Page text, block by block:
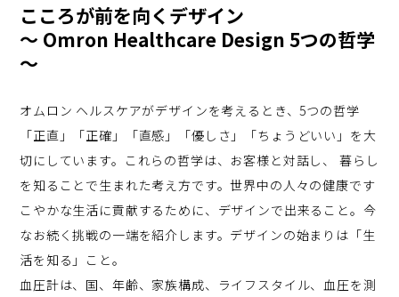
こころが前を向くデザイン
〜 Omron Healthcare Design 5つの哲学
〜
オムロン ヘルスケアがデザインを考えるとき、5つの哲学
「正直」「正確」「直感」「優しさ」「ちょうどいい」を大
切にしています。これらの哲学は、お客様と対話し、 暮らし
を知ることで生まれた考え方です。世界中の人々の健康です
こやかな生活に貢献するために、デザインで出来ること。今
なお続く挑戦の一端を紹介します。デザインの始まりは「生
活を知る」こと。
血圧計は、国、年齢、家族構成、ライフスタイル、血圧を測